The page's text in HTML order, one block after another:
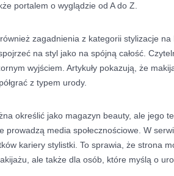
portalem o wyglądzie od A do Z.
zagadnienia z kategorii stylizacje
na styl jako na spójną całość.
wyjściem. Artykuły pokazują, że
z typem urody.
określić jako magazyn beauty, ale jego
prowadzą media społecznościowe. W
kariery stylistki. To sprawia, że strona
ale także dla osób, które myślą o